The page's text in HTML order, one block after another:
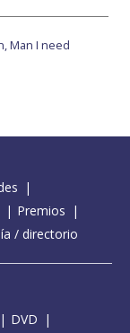
Man I need
Premios
/ directorio
DVD